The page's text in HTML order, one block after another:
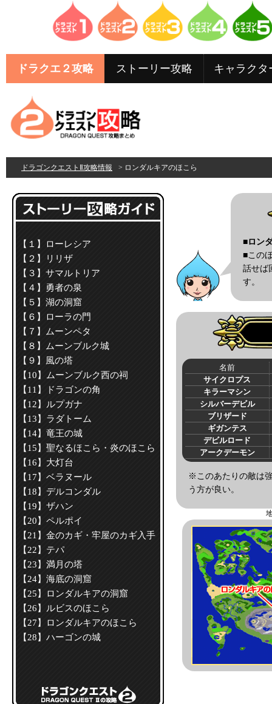
ドラクエ２攻略 ストーリー攻略 キャラクタ
ドラゴンクエストⅡ攻略情報 > ロンダルキアのほこら
【１】ローレシア
【２】リリザ
【３】サマルトリア
【４】勇者の泉
【５】湖の洞窟
【６】ローラの門
【７】ムーンペタ
【８】ムーンブルク城
【９】風の塔
【10】ムーンブルク西の祠
【11】ドラゴンの角
【12】ルプガナ
【13】ラダトーム
【14】竜王の城
【15】聖なるほこら・炎のほこら
【16】大灯台
【17】ベラヌール
【18】デルコンダル
【19】ザハン
【20】ペルポイ
【21】金のカギ・牢屋のカギ入手
【22】テパ
【23】満月の塔
【24】海底の洞窟
【25】ロンダルキアの洞窟
【26】ルビスのほこら
【27】ロンダルキアのほこら
【28】ハーゴンの城
■ロン
■この
話せば
す。
名前
サイクロプス
キラーマシン
シルバーデビル
ブリザード
ギガンテス
デビルロード
アークデーモン
※このあたりの敵は
う方が良い。